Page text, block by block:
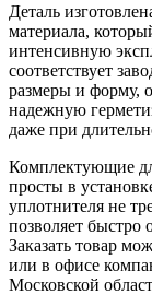
Деталь
материала,
интенсивную
соответствует
размеры и форму,
надежную
даже при
Комплектующие
просты в
уплотнителя не
позволяет быстро
Заказать товар
или в офисе
Московской